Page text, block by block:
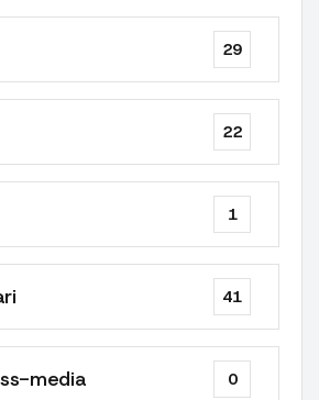
29
22
1
41
media 0